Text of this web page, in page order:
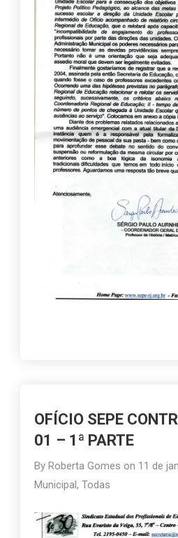
OFÍCIO SEPE
01 – 1ª PARTE
ByRoberta Gomes on 11 de
Municipal,Todas